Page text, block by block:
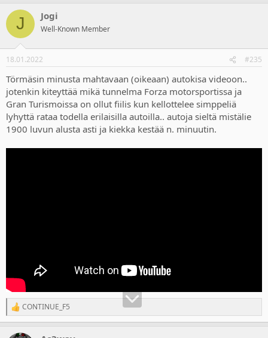
c
i
s
J Jogi
Well-Known Member
18.01.2022 #235
Törmäsin minusta mahtavaan (oikeaan) autokisa videoon..
jotenkin kiteyttää mikä tunnelma Forza motorsportissa ja
Gran Turismoissa on ollut fiilis kun kellottelee simppeliä
lyhyttä rataa todella erilaisilla autoilla.. autoja sieltä mistälie
1900 luvun alusta asti ja kiekka kestää n. minuutin.
R
e
CONTINUE_F5